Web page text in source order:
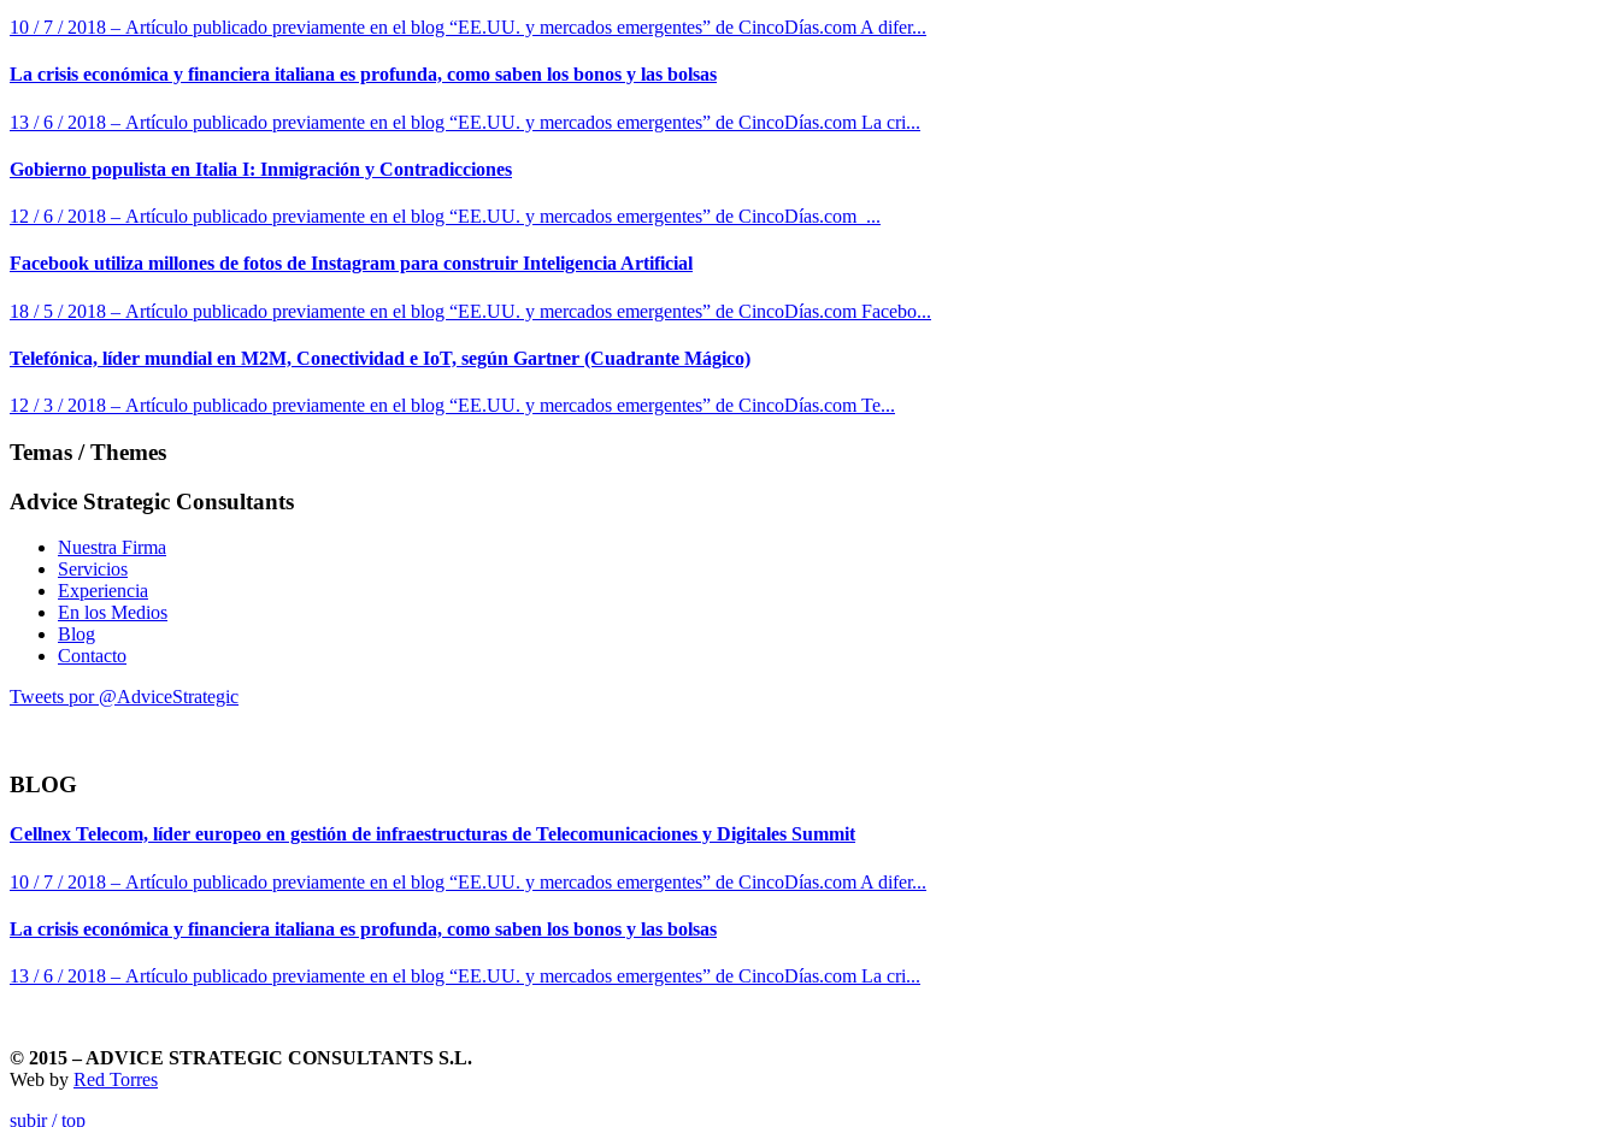
10 / 7 / 2018 – Artículo publicado previamente en el blog “EE.UU. y mercados emergentes” de CincoDías.com A difer...
La crisis económica y financiera italiana es profunda, como saben los bonos y las bolsas
13 / 6 / 2018 – Artículo publicado previamente en el blog “EE.UU. y mercados emergentes” de CincoDías.com La cri...
Gobierno populista en Italia I: Inmigración y Contradicciones
12 / 6 / 2018 – Artículo publicado previamente en el blog “EE.UU. y mercados emergentes” de CincoDías.com ...
Facebook utiliza millones de fotos de Instagram para construir Inteligencia Artificial
18 / 5 / 2018 – Artículo publicado previamente en el blog “EE.UU. y mercados emergentes” de CincoDías.com Facebo...
Telefónica, líder mundial en M2M, Conectividad e IoT, según Gartner (Cuadrante Mágico)
12 / 3 / 2018 – Artículo publicado previamente en el blog “EE.UU. y mercados emergentes” de CincoDías.com Te...
Temas / Themes
Advice Strategic Consultants
Nuestra Firma
Servicios
Experiencia
En los Medios
Blog
Contacto
Tweets por @AdviceStrategic
BLOG
Cellnex Telecom, líder europeo en gestión de infraestructuras de Telecomunicaciones y Digitales Summit
10 / 7 / 2018 – Artículo publicado previamente en el blog “EE.UU. y mercados emergentes” de CincoDías.com A difer...
La crisis económica y financiera italiana es profunda, como saben los bonos y las bolsas
13 / 6 / 2018 – Artículo publicado previamente en el blog “EE.UU. y mercados emergentes” de CincoDías.com La cri...
© 2015 – ADVICE STRATEGIC CONSULTANTS S.L.
Web by Red Torres
subir / top